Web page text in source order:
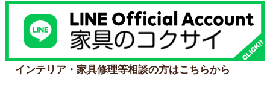
インテリア・家具修理等相談の方はこちらから